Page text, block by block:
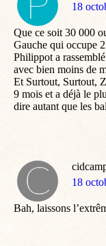
dit
18
Que ce soit 30 000
Gauche qui occupe
Philippot a
avec bien moins de
Et Surtout, Surtout,
9 mois et a déjà le
dire autant que les
dit
18
Bah, laissons